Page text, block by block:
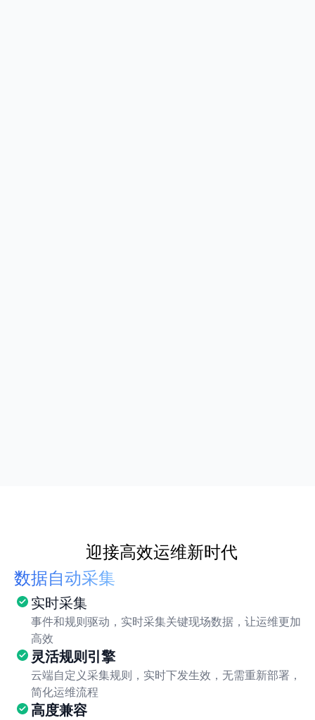
  迎接高效运维新时代
数据自动采集
实时采集
事件和规则驱动，实时采集关键现场数据，让运维更加
高效
灵活规则引擎
云端自定义采集规则，实时下发生效，无需重新部署，
简化运维流程
高度兼容